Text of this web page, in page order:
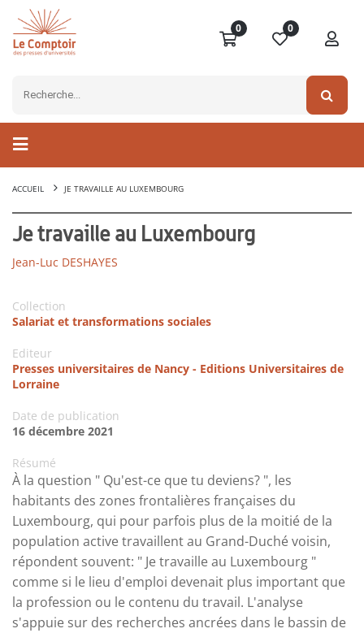
0 0
ACCUEIL JE TRAVAILLE AU LUXEMBOURG
Je travaille au Luxembourg
Jean-Luc DESHAYES
Collection
Salariat et transformations sociales
Editeur
Presses universitaires de Nancy - Editions Universitaires de
Lorraine
Date de publication
16 décembre 2021
Résumé
À la question " Qu'est-ce que tu deviens? ", les
habitants des zones frontalières françaises du
Luxembourg, qui pour parfois plus de la moitié de la
population active travaillent au Grand-Duché voisin,
répondent souvent: " Je travaille au Luxembourg "
comme si le lieu d'emploi devenait plus important que
la profession ou le contenu du travail. L'analyse
s'appuie sur des recherches ancrées dans le bassin de